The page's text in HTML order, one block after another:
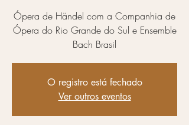
Ópera de Händel com a Companhia de
Ópera do Rio Grande do Sul e Ensemble
Bach Brasil
O registro está fechado
Ver outros eventos